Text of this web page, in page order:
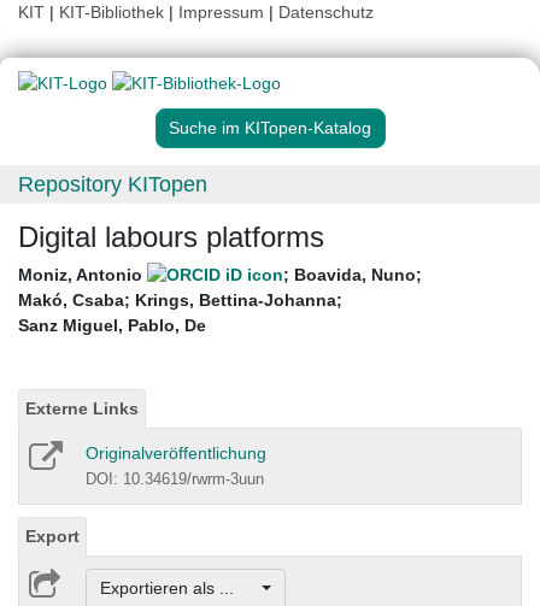
KIT | KIT-Bibliothek | Impressum | Datenschutz
Suche im KITopen-Katalog
Repository KITopen
Digital labours platforms
Moniz, Antonio ; Boavida, Nuno;
Makó, Csaba; Krings, Bettina-Johanna;
Sanz Miguel, Pablo, De
Externe Links
Originalveröffentlichung
DOI: 10.34619/rwrm-3uun
Export
Exportieren als ...